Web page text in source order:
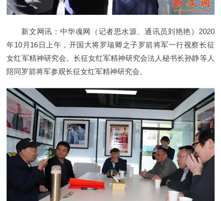
新文网讯：中华魂网（记者思水源、通讯员刘艳艳）2020
年10月16日上午，开国大将罗瑞卿之子罗箭将军一行视察长征
女红军精神研究会。长征女红军精神研究会法人秘书长孙静等人
陪同罗箭将军参观长征女红军精神研究会。